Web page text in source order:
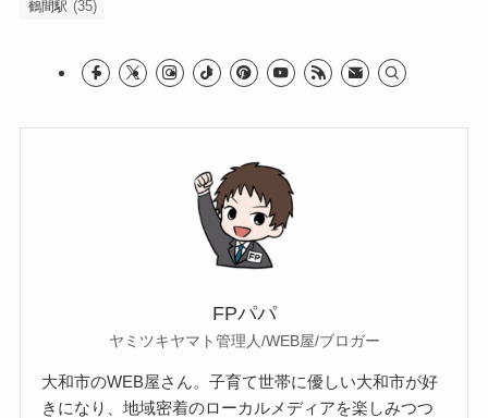
鶴間駅 (35)
FPパパ
ヤミツキヤマト管理人/WEB屋/ブロガー
大和市のWEB屋さん。子育て世帯に優しい大和市が好
きになり、地域密着のローカルメディアを楽しみつつ